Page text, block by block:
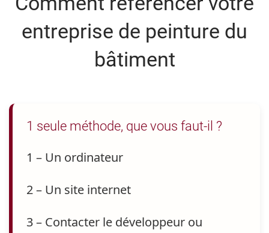
entreprise de peinture du
bâtiment
1 seule méthode, que vous faut-il ?
1 – Un ordinateur
2 – Un site internet
3 – Contacter le développeur ou